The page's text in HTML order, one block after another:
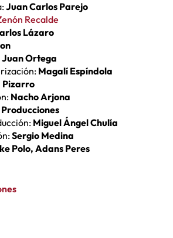
Juan Carlos Parejo
Recalde
Lázaro
Juan Ortega
Magalí Espíndola
Pizarro
Nacho Arjona
Miguel Ángel Chulía
Sergio Medina
Polo, Adans Peres